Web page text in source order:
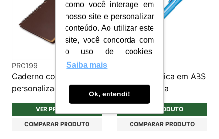
como você interage em
nosso site e personalizar
conteúdo. Ao utilizar este
site, você concorda com
o uso de cookies.
Saiba mais
Ok, entendi!
PRC199
Caderno com caneta
personalizado
VER PRODUTO
COMPARAR PRODUTO
Caneta Plástica em ABS
Personalizada
VER PRODUTO
COMPARAR PRODUTO